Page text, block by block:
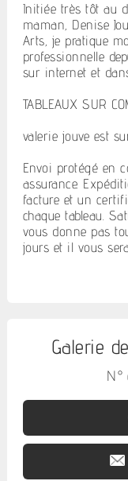
Initiée très tôt au
maman, Denise
Arts, je pratique
professionnelle
sur internet et
TABLEAUX SUR
valerie jouve est
Envoi protégé en
assurance.
facture et un
chaque tableau.
vous donne pas
jours et il vous
Galerie
N°